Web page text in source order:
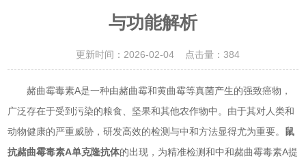
与功能解析
更新时间：2026-02-04 点击量： 384
赭曲霉毒素A是一种由赭曲霉和黄曲霉等真菌产生的强致癌物，
广泛存在于受到污染的粮食、坚果和其他农作物中。由于其对人类和
动物健康的严重威胁，研发高效的检测与中和方法显得尤为重要。
鼠
抗赭曲霉毒素A单克隆抗体的出现，为精准检测和中和赭曲霉毒素A提